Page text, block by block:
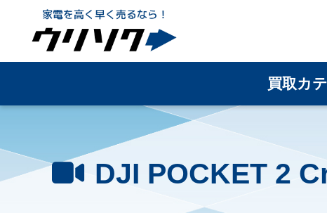
買取カ
DJI POCKET 2